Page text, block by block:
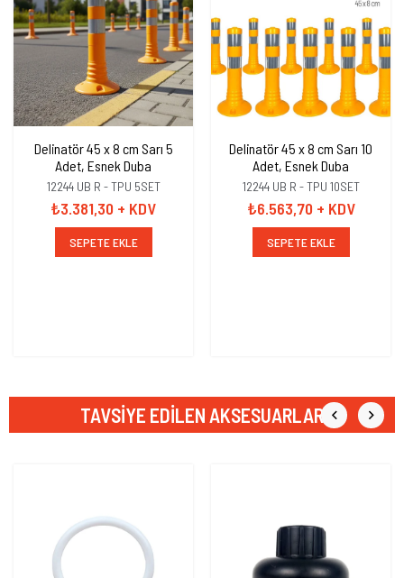
Delinatör 45 x 8 cm Sarı 5
Adet, Esnek Duba
12244 UB R - TPU 5SET
₺3.381,30 + KDV
SEPETE EKLE
Delinatör 45 x 8 cm Sarı 10
Adet, Esnek Duba
12244 UB R - TPU 10SET
₺6.563,70 + KDV
SEPETE EKLE
TAVSIYE EDILEN AKSESUARLAR